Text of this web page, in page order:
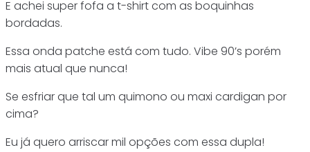
E achei super fofa a t-shirt com as boquinhas
bordadas.
Essa onda patche está com tudo. Vibe 90’s porém
mais atual que nunca!
Se esfriar que tal um quimono ou maxi cardigan por
cima?
Eu já quero arriscar mil opções com essa dupla!